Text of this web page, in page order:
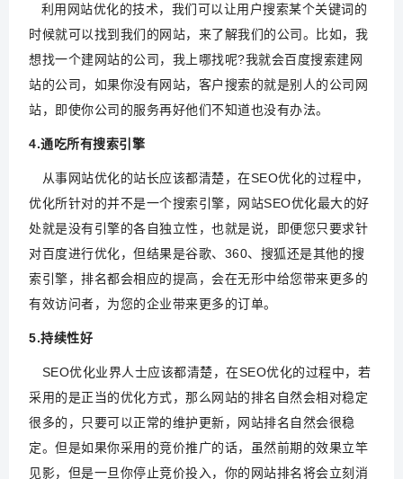
利用网站优化的技术，我们可以让用户搜索某个关键词的
时候就可以找到我们的网站，来了解我们的公司。比如，我
想找一个建网站的公司，我上哪找呢?我就会百度搜索建网
站的公司，如果你没有网站，客户搜索的就是别人的公司网
站，即使你公司的服务再好他们不知道也没有办法。
4.通吃所有搜索引擎
从事网站优化的站长应该都清楚，在SEO优化的过程中，
优化所针对的并不是一个搜索引擎，网站SEO优化最大的好
处就是没有引擎的各自独立性，也就是说，即便您只要求针
对百度进行优化，但结果是谷歌、360、搜狐还是其他的搜
索引擎，排名都会相应的提高，会在无形中给您带来更多的
有效访问者，为您的企业带来更多的订单。
5.持续性好
SEO优化业界人士应该都清楚，在SEO优化的过程中，若
采用的是正当的优化方式，那么网站的排名自然会相对稳定
很多的，只要可以正常的维护更新，网站排名自然会很稳
定。但是如果你采用的竞价推广的话，虽然前期的效果立竿
见影，但是一旦你停止竞价投入，你的网站排名将会立刻消